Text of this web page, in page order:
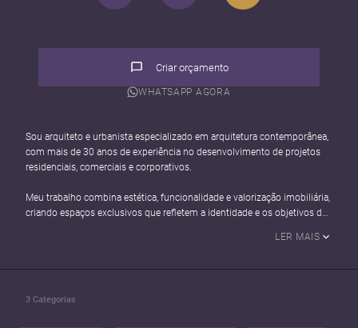
Criar orçamento
WHATSAPP AGORA
Sou arquiteto e urbanista especializado em arquitetura contemporânea,
com mais de 30 anos de experiência no desenvolvimento de projetos
residenciais, comerciais e corporativos.
Meu trabalho combina estética, funcionalidade e valorização imobiliária,
criando espaços exclusivos que refletem a identidade e os objetivos de
executivo, utilizando modelagem 3D e visualizações realistas para
transforma a forma como as pessoas vivem, trabalham e se relacionam
LER MAIS
3 Categorias